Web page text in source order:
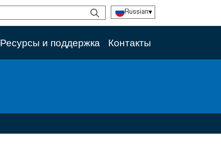
Russian▾
Ресурсы и поддержка Контакты